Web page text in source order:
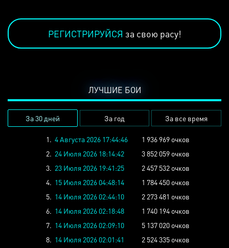
РЕГИСТРИРУЙСЯ за свою расу!
ЛУЧШИЕ БОИ
За 30 дней За год За все время
1. 4 Августа 2026 17:44:46
1 936 969 очков
2. 24 Июля 2026 18:14:42
3 852 059 очков
3. 23 Июля 2026 19:41:25
2 457 532 очков
4. 15 Июля 2026 04:48:14
1 784 450 очков
5. 14 Июля 2026 02:44:10
2 273 481 очков
6. 14 Июля 2026 02:18:48
1 740 194 очков
7. 14 Июля 2026 02:09:10
5 137 020 очков
8. 14 Июля 2026 02:01:41
2 524 335 очков